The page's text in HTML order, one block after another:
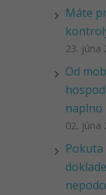
Máte
23. júna
Od
naplno
02. júna